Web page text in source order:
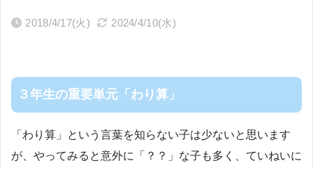
2018/4/17(火) 2024/4/10(水)
３年生の重要単元「わり算」
「わり算」という言葉を知らない子は少ないと思います
が、やってみると意外に「？？」な子も多く、ていねいに